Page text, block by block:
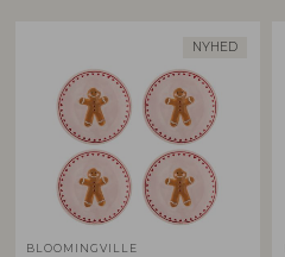
NYHED
BLOOMINGVILLE